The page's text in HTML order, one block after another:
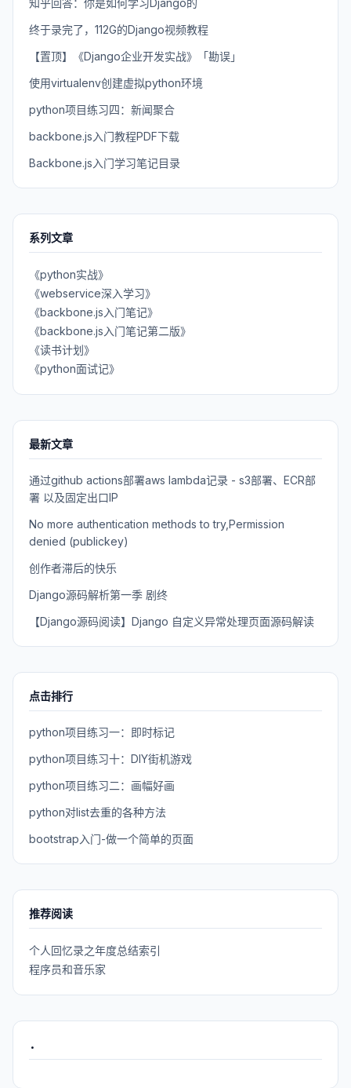
知乎回答：你是如何学习Django的
终于录完了，112G的Django视频教程
【置顶】《Django企业开发实战》「勘误」
使用virtualenv创建虚拟python环境
python项目练习四：新闻聚合
backbone.js入门教程PDF下载
Backbone.js入门学习笔记目录
系列文章
《python实战》
《webservice深入学习》
《backbone.js入门笔记》
《backbone.js入门笔记第二版》
《读书计划》
《python面试记》
最新文章
通过github actions部署aws lambda记录 - s3部署、ECR部
署 以及固定出口IP
No more authentication methods to try,Permission
denied (publickey)
创作者滞后的快乐
Django源码解析第一季 剧终
【Django源码阅读】Django 自定义异常处理页面源码解读
点击排行
python项目练习一：即时标记
python项目练习十：DIY街机游戏
python项目练习二：画幅好画
python对list去重的各种方法
bootstrap入门-做一个简单的页面
推荐阅读
个人回忆录之年度总结索引
程序员和音乐家
.